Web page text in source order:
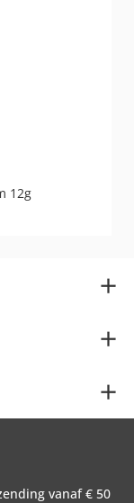
12g
vanaf € 50